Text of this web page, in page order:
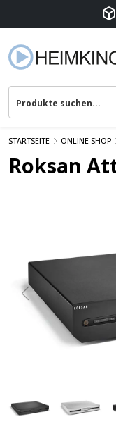
STARTSEITE ONLINE-SHOP
Roksan